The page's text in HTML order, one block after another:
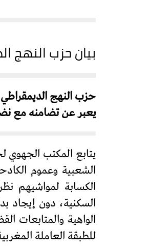
بيان حزب النهج
حزب النهج
يعبر عن تضامنه مع
يتابع المكتب الجهوي
الكسابة لمواشيهم
السكنية، دون إيجاد
الواهية والمتابعات
للطبقة العاملة